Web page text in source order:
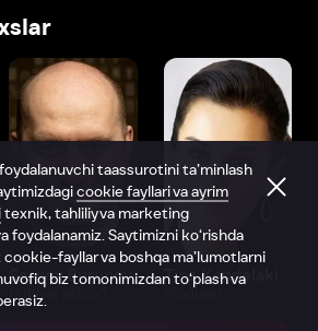
Sergey Burunov
Dublyaj aktyori
Tina Kandelaki
taassurotini ta’minlash
cookie fayllari va ayrim
texnik, tahliliy va marketing
foydalanamiz. Saytimizni ko‘rishda
fayllar va boshqa ma’lumotlarni
biz tomonimizdan to‘plash va